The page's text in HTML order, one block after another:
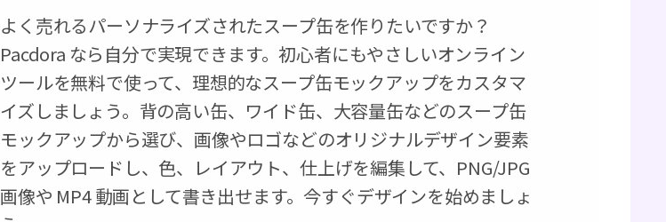
よく売れるパーソナライズされたスープ缶を作りたいですか？
Pacdora なら自分で実現できます。初心者にもやさしいオンライン
ツールを無料で使って、理想的なスープ缶モックアップをカスタマ
イズしましょう。背の高い缶、ワイド缶、大容量缶などのスープ缶
モックアップから選び、画像やロゴなどのオリジナルデザイン要素
をアップロードし、色、レイアウト、仕上げを編集して、PNG/JPG
画像や MP4 動画として書き出せます。今すぐデザインを始めましょ